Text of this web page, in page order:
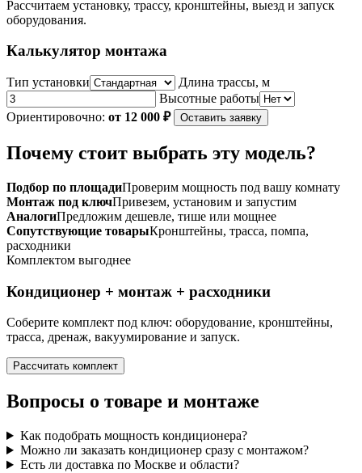
Рассчитаем установку, трассу, кронштейны, выезд и запуск
оборудования.
Калькулятор монтажа
Тип установки
Длина трассы, м
Высотные работы
Ориентировочно: от 12 000 ₽ Оставить заявку
Почему стоит выбрать эту модель?
Подбор по площадиПроверим мощность под вашу комнату
Монтаж под ключПривезем, установим и запустим
АналогиПредложим дешевле, тише или мощнее
Сопутствующие товарыКронштейны, трасса, помпа,
расходники
Комплектом выгоднее
Кондиционер + монтаж + расходники
Соберите комплект под ключ: оборудование, кронштейны,
трасса, дренаж, вакуумирование и запуск.
Рассчитать комплект
Вопросы о товаре и монтаже
Как подобрать мощность кондиционера?
Можно ли заказать кондиционер сразу с монтажом?
Есть ли доставка по Москве и области?